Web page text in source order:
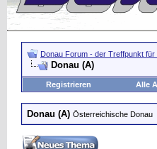
Donau Forum - der Treffpunkt
Donau (A)
Registrieren Alle
Donau (A) Österreichische Donau